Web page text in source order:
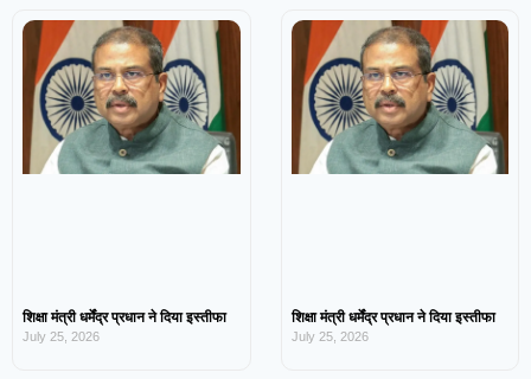
शिक्षा मंत्री धर्मेंद्र प्रधान ने दिया इस्तीफा
July 25, 2026
शिक्षा मंत्री धर्मेंद्र प्रधान ने दिया इस्तीफा
July 25, 2026